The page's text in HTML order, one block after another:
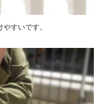
すいです。